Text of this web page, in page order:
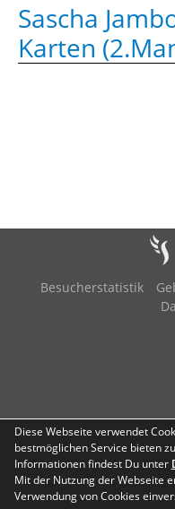
Sascha
Karten
Besucherstatistik
Diese Webseite verwendet
bestmöglichen Service bieten
Informationen findest Du unter
Mit der Nutzung der Webseite
Verwendung von Cookies